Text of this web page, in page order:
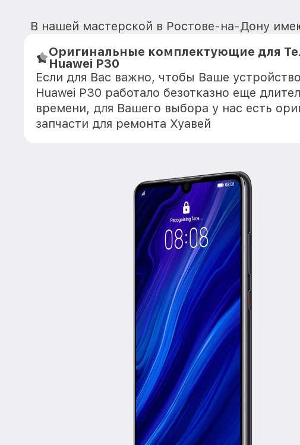
В нашей мастерской в Ростове-на-Дону
Оригинальные комплектующие для
Huawei P30
Если для Вас важно, чтобы Ваше
Huawei P30 работало безотказно еще
времени, для Вашего выбора у нас есть
запчасти для ремонта Хуавей